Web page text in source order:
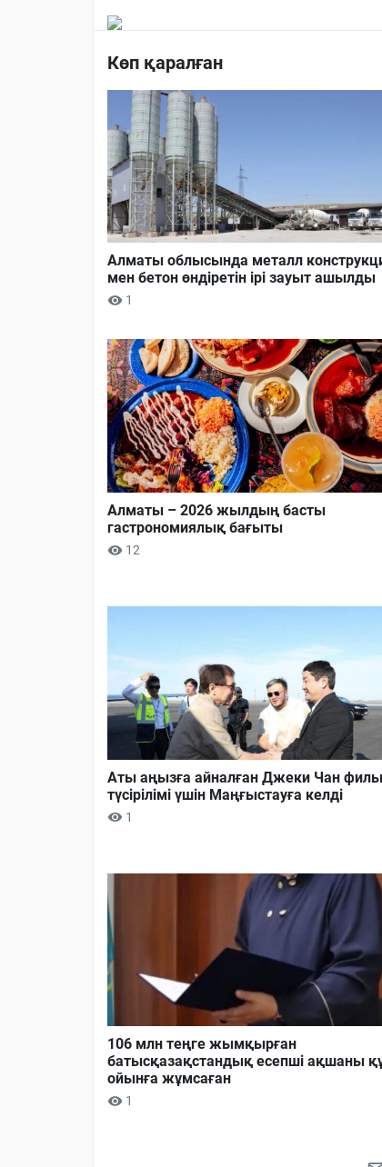
Көп қаралған
Алматы облысында металл
мен бетон өндіретін ірі зауыт ашылды
1
Алматы – 2026 жылдың басты
гастрономиялық бағыты
12
Аты аңызға айналған Джеки Чан
түсірілімі үшін Маңғыстауға келді
1
106 млн теңге жымқырған
батысқазақстандық есепші ақшаны
ойынға жұмсаған
1